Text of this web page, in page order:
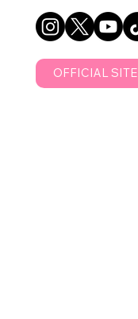
OFFICIAL SITE